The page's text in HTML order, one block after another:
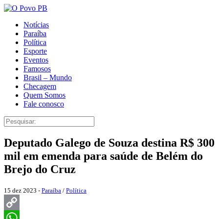
Notícias
Paraíba
Política
Esporte
Eventos
Famosos
Brasil – Mundo
Checagem
Quem Somos
Fale conosco
Deputado Galego de Souza destina R$ 300
mil em emenda para saúde de Belém do
Brejo do Cruz
15 dez 2023 - Paraíba / Política